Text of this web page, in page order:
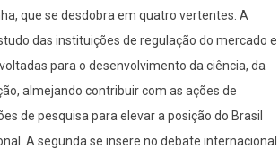
que se desdobra em quatro vertentes. A
das instituições de regulação do mercado e
para o desenvolvimento da ciência, da
almejando contribuir com as ações de
de pesquisa para elevar a posição do Brasil
A segunda se insere no debate internacional